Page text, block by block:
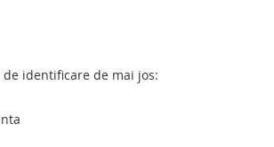
de identificare de mai jos: